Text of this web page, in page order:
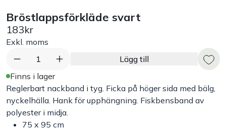
Arbetskläder
Plåtbyte
Bröstlappsförkläde svart
183kr
Exkl. moms
1
Lägg till
Finns i lager
Reglerbart nackband i tyg. Ficka på höger sida med bälg,
nyckelhälla. Hank för upphängning. Fiskbensband av
polyester i midja.
75 x 95 cm